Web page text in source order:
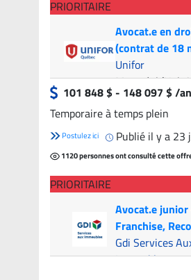
PRIORITAIRE
Avocat.e en
(contrat de 18
Unifor
Montréal
candidats
101 848 $ - 148 097 $ /an
Temporaire à temps plein
Postulez ici Publié il y a 23
1120 personnes ont consulté cette
PRIORITAIRE
Avocat.e
Franchise,
et Litige
Gdi Services
Immeubles